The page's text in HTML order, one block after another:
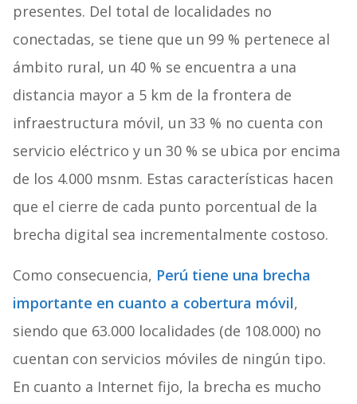
presentes. Del total de localidades no
conectadas, se tiene que un 99 % pertenece al
ámbito rural, un 40 % se encuentra a una
distancia mayor a 5 km de la frontera de
infraestructura móvil, un 33 % no cuenta con
servicio eléctrico y un 30 % se ubica por encima
de los 4.000 msnm. Estas características hacen
que el cierre de cada punto porcentual de la
brecha digital sea incrementalmente costoso.
Como consecuencia, Perú tiene una brecha
importante en cuanto a cobertura móvil,
siendo que 63.000 localidades (de 108.000) no
cuentan con servicios móviles de ningún tipo.
En cuanto a Internet fijo, la brecha es mucho